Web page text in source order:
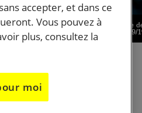
Journée
le 20/
entier
pour
envers les
accepter, et dans ce
Vous pouvez à
plus, consultez la
moi